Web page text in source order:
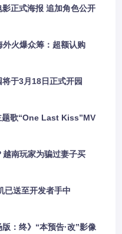
影正式海报 追加角色公开
外火爆众筹：超额认购
于3月18日正式开园
题歌“One Last Kiss”MV
南玩家为骗过妻子买
已送至开发者手中
：终》“本预告·改”影像